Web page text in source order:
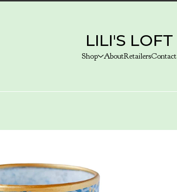
LILI'S LOFT
Shop AboutRetailersContact